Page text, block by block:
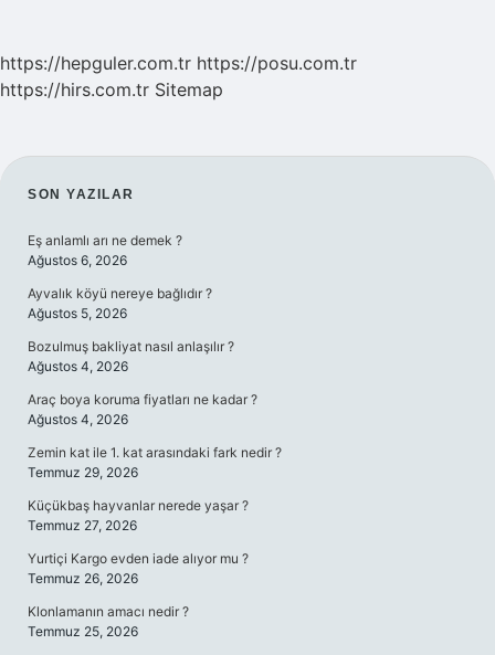
https://hepguler.com.tr https://posu.com.tr
https://hirs.com.tr Sitemap
SIDEBAR
SON YAZILAR
Eş anlamlı arı ne demek ?
Ağustos 6, 2026
Ayvalık köyü nereye bağlıdır ?
Ağustos 5, 2026
Bozulmuş bakliyat nasıl anlaşılır ?
Ağustos 4, 2026
Araç boya koruma fiyatları ne kadar ?
Ağustos 4, 2026
Zemin kat ile 1. kat arasındaki fark nedir ?
Temmuz 29, 2026
Küçükbaş hayvanlar nerede yaşar ?
Temmuz 27, 2026
Yurtiçi Kargo evden iade alıyor mu ?
Temmuz 26, 2026
Klonlamanın amacı nedir ?
Temmuz 25, 2026